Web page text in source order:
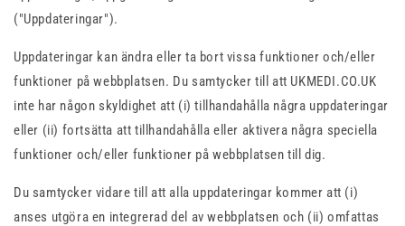
("Uppdateringar").
Uppdateringar kan ändra eller ta bort vissa funktioner och/eller
funktioner på webbplatsen. Du samtycker till att UKMEDI.CO.UK
inte har någon skyldighet att (i) tillhandahålla några uppdateringar
eller (ii) fortsätta att tillhandahålla eller aktivera några speciella
funktioner och/eller funktioner på webbplatsen till dig.
Du samtycker vidare till att alla uppdateringar kommer att (i)
anses utgöra en integrerad del av webbplatsen och (ii) omfattas